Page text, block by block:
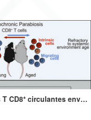
Imunidade e cognição: como linfócitos T CD8⁺ circulantes envelhecidos podem impulsionar o declínio cognitivo